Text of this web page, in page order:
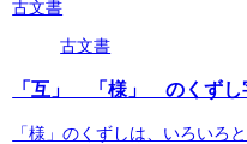
古文書
古文書
「互」 「様」 のくずし
「様」のくずしは、いろいろ